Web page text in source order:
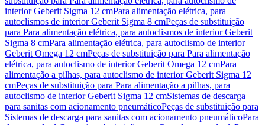
interior Geberit Sigma 12 cmPara alimentação elétrica, para
autoclismos de interior Geberit Sigma 8 cmPeças de substituição
para Para alimentação elétrica, para autoclismos de interior Geberit
Sigma 8 cmPara alimentação elétrica, para autoclismo de interior
Geberit Omega 12 cmPeças de substituição para Para alimentação
elétrica, para autoclismo de interior Geberit Omega 12 cmPara
alimentação a pilhas, para autoclismo de interior Geberit Sigma 12
cmPeças de substituição para Para alimentação a pilhas, para
autoclismo de interior Geberit Sigma 12 cmSistemas de descarga
para sanitas com acionamento pneumáticoPeças de substituição para
Sistemas de descarga para sanitas com acionamento pneumáticoPara